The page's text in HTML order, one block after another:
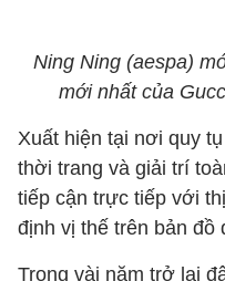
Ning Ning (aespa)
mới nhất của
Xuất hiện tại nơi quy
thời trang và giải trí
tiếp cận trực tiếp với
định vị thế trên bản đồ
Trong vài năm trở lại